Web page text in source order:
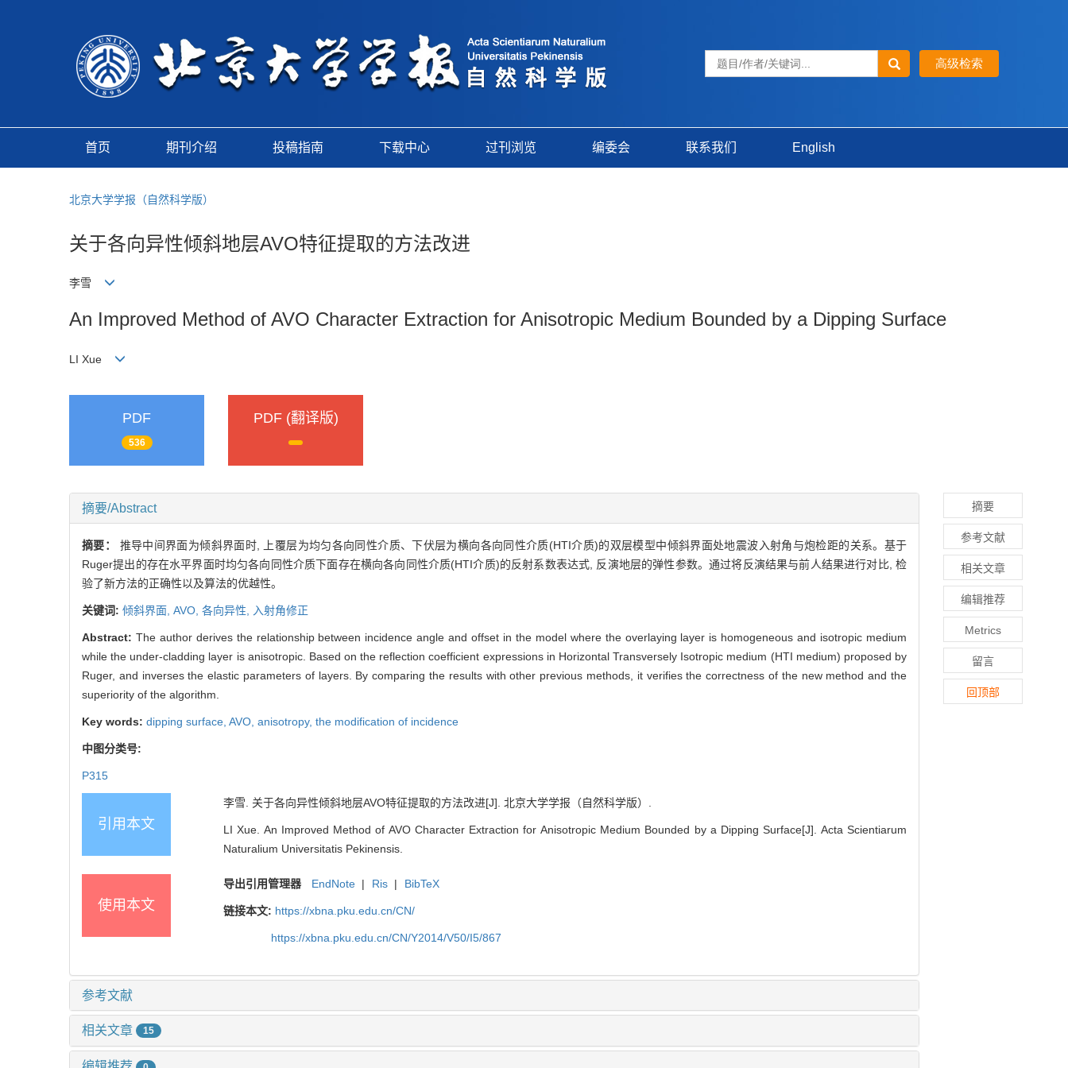
首页 期刊介绍 投稿指南 下载中心 过刊浏览 编委会 联系我们 English
北京大学学报（自然科学版）
关于各向异性倾斜地层AVO特征提取的方法改进
李雪
An Improved Method of AVO Character Extraction for Anisotropic Medium Bounded by a Dipping Surface
LI Xue
PDF
536
PDF (翻译版)
摘要/Abstract
摘要： 推导中间界面为倾斜界面时, 上覆层为均匀各向同性介质、下伏层为横向各向同性介质(HTI介质)的双层模型中倾斜界面处地震波入射角与炮检距的关系。基于
Ruger提出的存在水平界面时均匀各向同性介质下面存在横向各向同性介质(HTI介质)的反射系数表达式, 反演地层的弹性参数。通过将反演结果与前人结果进行对比, 检
验了新方法的正确性以及算法的优越性。
关键词: 倾斜界面, AVO, 各向异性, 入射角修正
Abstract: The author derives the relationship between incidence angle and offset in the model where the overlaying layer is homogeneous and isotropic medium
while the under-cladding layer is anisotropic. Based on the reflection coefficient expressions in Horizontal Transversely Isotropic medium (HTI medium) proposed by
Ruger, and inverses the elastic parameters of layers. By comparing the results with other previous methods, it verifies the correctness of the new method and the
superiority of the algorithm.
Key words: dipping surface, AVO, anisotropy, the modification of incidence
中图分类号:
P315
引用本文
李雪. 关于各向异性倾斜地层AVO特征提取的方法改进[J]. 北京大学学报（自然科学版）.
LI Xue. An Improved Method of AVO Character Extraction for Anisotropic Medium Bounded by a Dipping Surface[J]. Acta Scientiarum
Naturalium Universitatis Pekinensis.
使用本文
导出引用管理器 EndNote | Ris | BibTeX
链接本文: https://xbna.pku.edu.cn/CN/
https://xbna.pku.edu.cn/CN/Y2014/V50/I5/867
参考文献
相关文章 15
摘要
参考文献
相关文章
编辑推荐
Metrics
留言
回顶部